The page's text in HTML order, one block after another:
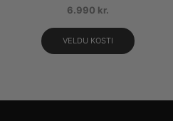
6.990 kr.
VELDU KOSTI